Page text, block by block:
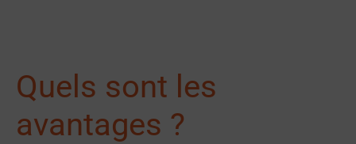
Quels sont les
avantages ?